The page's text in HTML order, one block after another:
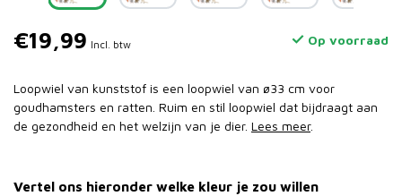
€19,99 Incl. btw Op voorraad
Loopwiel van kunststof is een loopwiel van ø33 cm voor
goudhamsters en ratten. Ruim en stil loopwiel dat bijdraagt aan
de gezondheid en het welzijn van je dier. Lees meer.
Vertel ons hieronder welke kleur je zou willen